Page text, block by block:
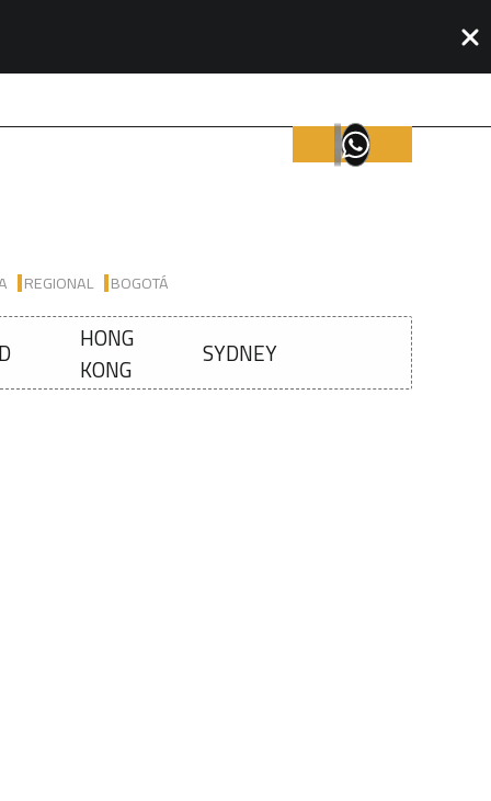
REGIONAL BOGOTÁ
HONG
KONG
SYDNEY